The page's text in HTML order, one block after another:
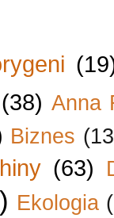
(38) Anna
Biznes
(63)
Ekologia